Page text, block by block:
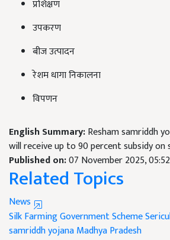
प्रशिक्षण
उपकरण
बीज उत्पादन
रेशम धागा निकालना
विपणन
English Summary:Resham samriddh
will receive up to 90 percent subsidy
Published on:07 November 2025,
Related Topics
News
Silk FarmingGovernment Scheme
samriddh yojanaMadhya Pradesh